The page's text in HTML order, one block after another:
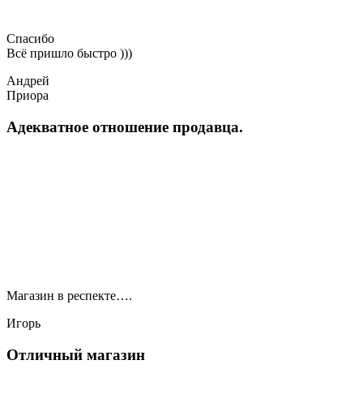
Спасибо
Всё пришло быстро )))
Андрей
Приора
Адекватное отношение продавца.
Магазин в респекте….
Игорь
Отличный магазин